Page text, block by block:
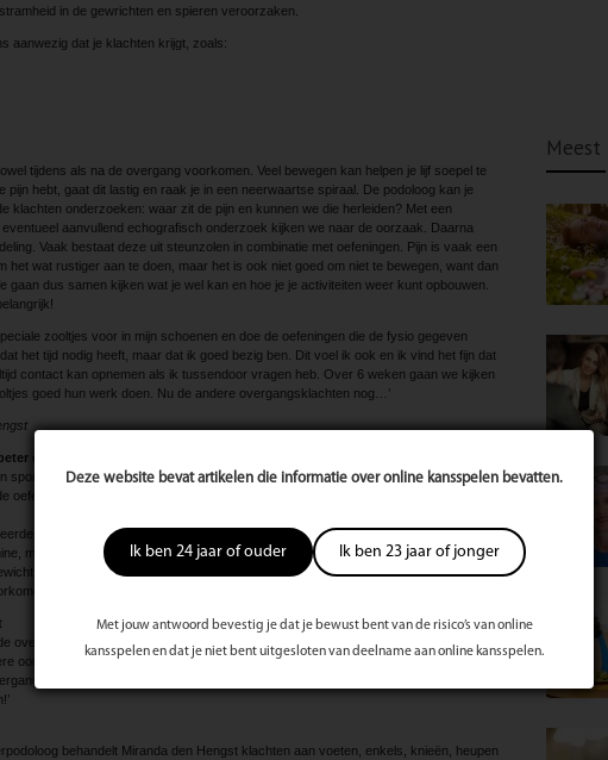
Deze website bevat artikelen die informatie over online kansspelen bevatten.
Ik ben 24 jaar of ouder Ik ben 23 jaar of jonger
Met jouw antwoord bevestig je dat je bewust bent van de risico’s van online
kansspelen en dat je niet bent uitgesloten van deelname aan online kansspelen.
in de gewrichten en spieren veroorzaken.
aanwezig dat je klachten krijgt, zoals:
tijdens als na de overgang voorkomen. Veel bewegen kan helpen je lijf soepel te
pijn hebt, gaat dit lastig en raak je in een neerwaartse spiraal. De podoloog kan je
klachten onderzoeken: waar zit de pijn en kunnen we die herleiden? Met een
aanvullend echografisch onderzoek kijken we naar de oorzaak. Daarna
Vaak bestaat deze uit steunzolen in combinatie met oefeningen. Pijn is vaak een
het wat rustiger aan te doen, maar het is ook niet goed om niet te bewegen, want dan
gaan dus samen kijken wat je wel kan en hoe je je activiteiten weer kunt opbouwen.
zooltjes voor in mijn schoenen en doe de oefeningen die de fysio gegeven
het tijd nodig heeft, maar dat ik goed bezig ben. Dit voel ik ook en ik vind het fijn dat
contact kan opnemen als ik tussendoor vragen heb. Over 6 weken gaan we kijken
goed hun werk doen. Nu de andere overgangsklachten nog…’
door te komen
sportschool zijn, maar dagelijks een flinke wandeling is ook goed, als je daarbij maar
oefeningen doet. Je verkleint zo het risico op hart- en vaatziekten én je stimuleert de
voeding, met veel groenten, volkorenproducten, peulvruchten en vette vis. Slik
maar in ieder geval vitamine D3.
en val zo nodig af. Dat is nodig om het risico op diabetes te verminderen en
overgang, kan ik dan ook bij een podoloog terecht?
oorzaak heeft, denk je misschien dat je de oorsprong aan moet pakken. Bij
is dit niet het geval. Je kunt het beste langskomen voor je klachten om verdere
behandelt Miranda den Hengst klachten aan voeten, enkels, knieën, heupen